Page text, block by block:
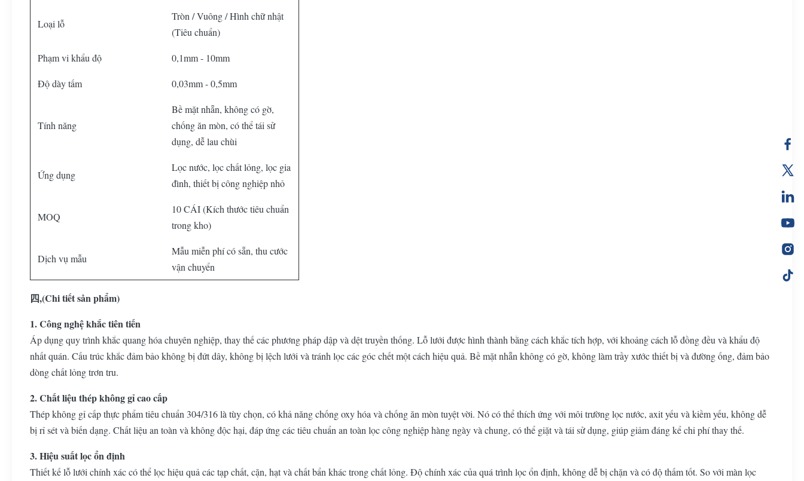
Loại lỗ
Tròn / Vuông / Hình chữ nhật
(Tiêu chuẩn)
Phạm vi khẩu độ 0,1mm - 10mm
Độ dày tấm 0,03mm - 0,5mm
Tính năng
Bề mặt nhẵn, không có gờ,
chống ăn mòn, có thể tái sử
dụng, dễ lau chùi
Ứng dụng
Lọc nước, lọc chất lỏng, lọc gia
đình, thiết bị công nghiệp nhỏ
MOQ
10 CÁI (Kích thước tiêu chuẩn
trong kho)
Dịch vụ mẫu
Mẫu miễn phí có sẵn, thu cước
vận chuyển
四,(Chi tiết sản phẩm)
1. Công nghệ khắc tiên tiến
Áp dụng quy trình khắc quang hóa chuyên nghiệp, thay thế các phương pháp dập và dệt truyền thống. Lỗ lưới được hình thành bằng cách khắc tích hợp, với khoảng cách lỗ đồng đều và khẩu độ
nhất quán. Cấu trúc khắc đảm bảo không bị đứt dây, không bị lệch lưới và tránh lọc các góc chết một cách hiệu quả. Bề mặt nhẵn không có gờ, không làm trầy xước thiết bị và đường ống, đảm bảo
dòng chất lỏng trơn tru.
2. Chất liệu thép không gỉ cao cấp
Thép không gỉ cấp thực phẩm tiêu chuẩn 304/316 là tùy chọn, có khả năng chống oxy hóa và chống ăn mòn tuyệt vời. Nó có thể thích ứng với môi trường lọc nước, axit yếu và kiềm yếu, không dễ
bị rỉ sét và biến dạng. Chất liệu an toàn và không độc hại, đáp ứng các tiêu chuẩn an toàn lọc công nghiệp hàng ngày và chung, có thể giặt và tái sử dụng, giúp giảm đáng kể chi phí thay thế.
3. Hiệu suất lọc ổn định
Thiết kế lỗ lưới chính xác có thể lọc hiệu quả các tạp chất, cặn, hạt và chất bẩn khác trong chất lỏng. Độ chính xác của quá trình lọc ổn định, không dễ bị chặn và có độ thấm tốt. So với màn lọc